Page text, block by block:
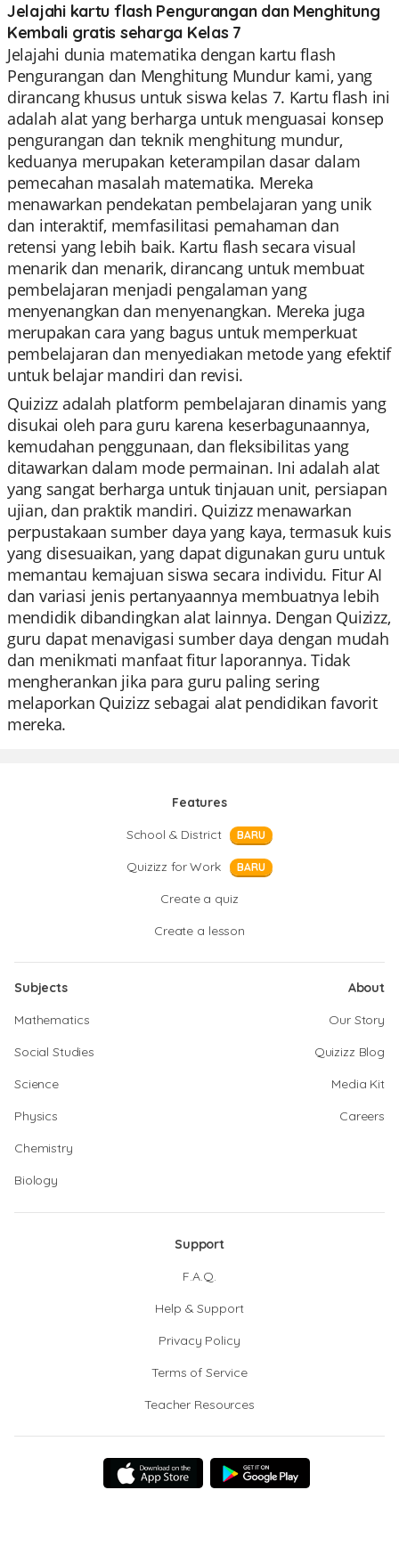
Jelajahi kartu flash Pengurangan dan Menghitung
Kembali gratis seharga Kelas 7
Jelajahi dunia matematika dengan kartu flash
Pengurangan dan Menghitung Mundur kami, yang
dirancang khusus untuk siswa kelas 7. Kartu flash ini
adalah alat yang berharga untuk menguasai konsep
pengurangan dan teknik menghitung mundur,
keduanya merupakan keterampilan dasar dalam
pemecahan masalah matematika. Mereka
menawarkan pendekatan pembelajaran yang unik
dan interaktif, memfasilitasi pemahaman dan
retensi yang lebih baik. Kartu flash secara visual
menarik dan menarik, dirancang untuk membuat
pembelajaran menjadi pengalaman yang
menyenangkan dan menyenangkan. Mereka juga
merupakan cara yang bagus untuk memperkuat
pembelajaran dan menyediakan metode yang efektif
untuk belajar mandiri dan revisi.
Quizizz adalah platform pembelajaran dinamis yang
disukai oleh para guru karena keserbagunaannya,
kemudahan penggunaan, dan fleksibilitas yang
ditawarkan dalam mode permainan. Ini adalah alat
yang sangat berharga untuk tinjauan unit, persiapan
ujian, dan praktik mandiri. Quizizz menawarkan
perpustakaan sumber daya yang kaya, termasuk kuis
yang disesuaikan, yang dapat digunakan guru untuk
memantau kemajuan siswa secara individu. Fitur AI
dan variasi jenis pertanyaannya membuatnya lebih
mendidik dibandingkan alat lainnya. Dengan Quizizz,
guru dapat menavigasi sumber daya dengan mudah
dan menikmati manfaat fitur laporannya. Tidak
mengherankan jika para guru paling sering
melaporkan Quizizz sebagai alat pendidikan favorit
mereka.
Features
School & District
BARU
Quizizz for Work BARU
Create a quiz
Create a lesson
Subjects
Mathematics
Social Studies
Science
Physics
Chemistry
Biology
About
Our Story
Quizizz Blog
Media Kit
Careers
Support
F.A.Q.
Help & Support
Privacy Policy
Terms of Service
Teacher Resources